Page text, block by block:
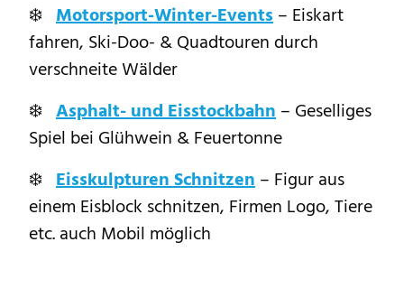
❄️ Motorsport-Winter-Events– Eiskart
fahren, Ski-Doo- & Quadtouren durch
verschneite Wälder
❄️ Asphalt- und Eisstockbahn– Geselliges
Spiel bei Glühwein & Feuertonne
❄️ Eisskulpturen Schnitzen– Figur aus
einem Eisblock schnitzen, Firmen Logo, Tiere
etc. auch Mobil möglich